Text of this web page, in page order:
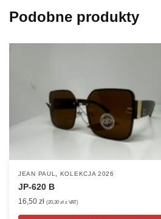
Podobne produkty
JEAN PAUL, KOLEKCJA 2026
JP-620 B
16,50 zł (20,30 zł z VAT)